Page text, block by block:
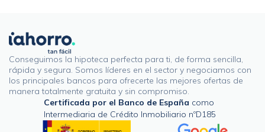
Conseguimos la hipoteca perfecta para ti, de forma sencilla,
rápida y segura. Somos líderes en el sector y negociamos con
los principales bancos para ofrecerte las mejores ofertas de
manera totalmente gratuita y sin compromiso.
Certificada por el Banco de España como
Intermediaria de Crédito Inmobiliario nºD185